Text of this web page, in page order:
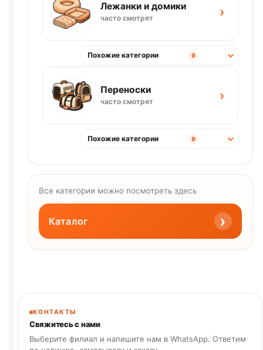
Лежанки и домики
часто смотрят ›
Похожие категории 9
Переноски
часто смотрят ›
Похожие категории 9
Все категории можно посмотреть здесь
Каталог ›
КОНТАКТЫ
Свяжитесь с нами
Выберите филиал и напишите нам в WhatsApp. Ответим